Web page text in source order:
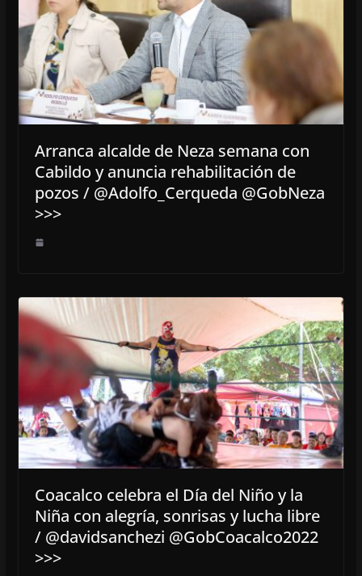
Arranca alcalde de Neza semana con
Cabildo y anuncia rehabilitación de
pozos / @Adolfo_Cerqueda @GobNeza
>>>
Coacalco celebra el Día del Niño y la
Niña con alegría, sonrisas y lucha libre
/ @davidsanchezi @GobCoacalco2022
>>>